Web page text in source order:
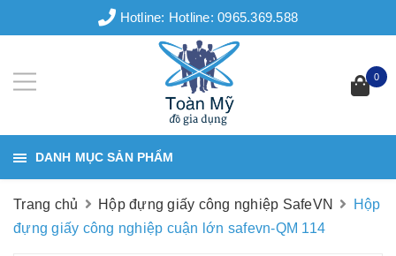
Hotline: Hotline: 0965.369.588
0
DANH MỤC SẢN PHẨM
Trang chủ Hộp đựng giấy công nghiệp SafeVN
Hộp
đựng giấy công nghiệp cuận lớn safevn-QM 114